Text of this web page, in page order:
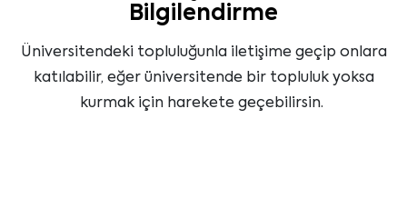
Bilgilendirme
Üniversitendeki topluluğunla iletişime geçip onlara
katılabilir, eğer üniversitende bir topluluk yoksa
kurmak için harekete geçebilirsin.